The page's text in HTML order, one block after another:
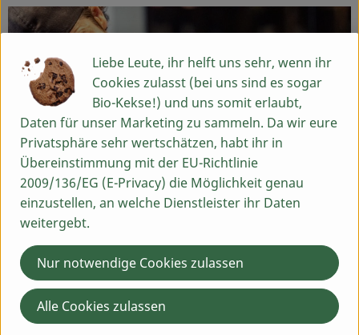
Du hast eine Frage? Wir helfen dir gern:
Liebe Leute, ihr helft uns sehr, wenn ihr
Cookies zulasst (bei uns sind es sogar
Bio-Kekse!) und uns somit erlaubt,
Daten für unser Marketing zu sammeln. Da wir eure
Privatsphäre sehr wertschätzen, habt ihr in
Übereinstimmung mit der EU-Richtlinie
2009/136/EG (E-Privacy) die Möglichkeit genau
einzustellen, an welche Dienstleister ihr Daten
weitergebt.
Nur notwendige Cookies zulassen
Alle Cookies zulassen